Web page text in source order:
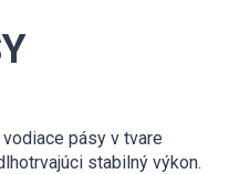
pásy v tvare
stabilný výkon.